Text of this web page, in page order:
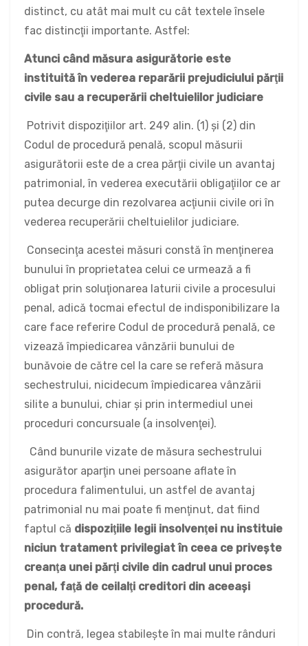
distinct, cu atât mai mult cu cât textele însele
fac distincţii importante. Astfel:
Atunci când măsura asigurătorie este
instituită în vederea reparării prejudiciului părţii
civile sau a recuperării cheltuielilor judiciare
Potrivit dispoziţiilor art. 249 alin. (1) şi (2) din
Codul de procedură penală, scopul măsurii
asigurătorii este de a crea părţii civile un avantaj
patrimonial, în vederea executării obligaţiilor ce ar
putea decurge din rezolvarea acţiunii civile ori în
vederea recuperării cheltuielilor judiciare.
Consecinţa acestei măsuri constă în menţinerea
bunului în proprietatea celui ce urmează a fi
obligat prin soluţionarea laturii civile a procesului
penal, adică tocmai efectul de indisponibilizare la
care face referire Codul de procedură penală, ce
vizează împiedicarea vânzării bunului de
bunăvoie de către cel la care se referă măsura
sechestrului, nicidecum împiedicarea vânzării
silite a bunului, chiar şi prin intermediul unei
proceduri concursuale (a insolvenţei).
Când bunurile vizate de măsura sechestrului
asigurător aparţin unei persoane aflate în
procedura falimentului, un astfel de avantaj
patrimonial nu mai poate fi menţinut, dat fiind
faptul că dispoziţiile legii insolvenţei nu instituie
niciun tratament privilegiat în ceea ce priveşte
creanţa unei părţi civile din cadrul unui proces
penal, faţă de ceilalţi creditori din aceeaşi
procedură.
Din contră, legea stabileşte în mai multe rânduri